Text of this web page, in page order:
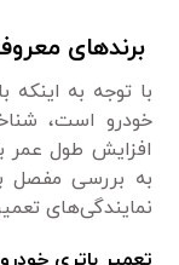
برندهای
با توجه به اینکه
خودرو است،
افزایش طول عمر
به بررسی مفصل
نمایندگی‌های